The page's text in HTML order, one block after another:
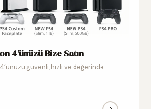
4’ünüzü Bize Satın
güvenli, hızlı ve değerinde